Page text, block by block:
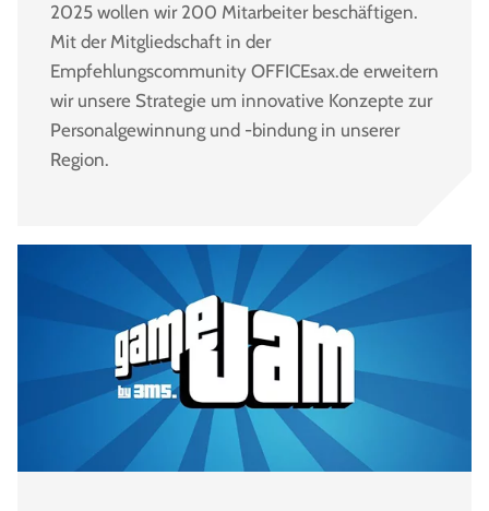
2025 wollen wir 200 Mitarbeiter beschäftigen.
Mit der Mitgliedschaft in der
Empfehlungscommunity OFFICEsax.de erweitern
wir unsere Strategie um innovative Konzepte zur
Personalgewinnung und -bindung in unserer
Region.